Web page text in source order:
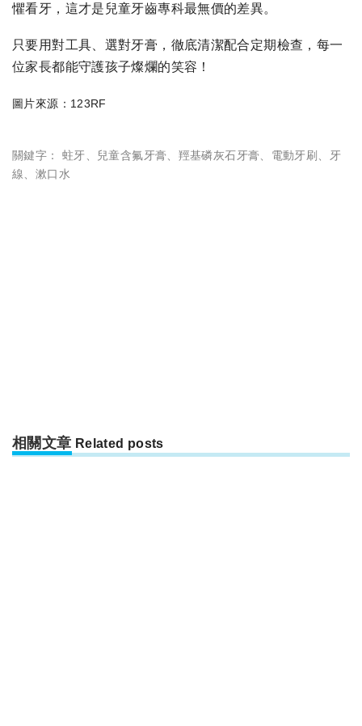
懼看牙，這才是兒童牙齒專科最無價的差異。
只要用對工具、選對牙膏，徹底清潔配合定期檢查，每一
位家長都能守護孩子燦爛的笑容！
圖片來源：123RF
關鍵字： 蛀牙 兒童含氟牙膏 羥基磷灰石牙膏 電動牙刷
牙
線
漱口水
相關文章 Related posts